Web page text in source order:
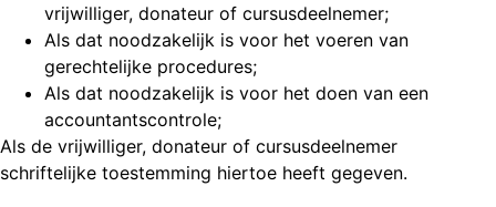
vrijwilliger, donateur of cursusdeelnemer;
Als dat noodzakelijk is voor het voeren van
gerechtelijke procedures;
Als dat noodzakelijk is voor het doen van een
accountantscontrole;
Als de vrijwilliger, donateur of cursusdeelnemer
schriftelijke toestemming hiertoe heeft gegeven.